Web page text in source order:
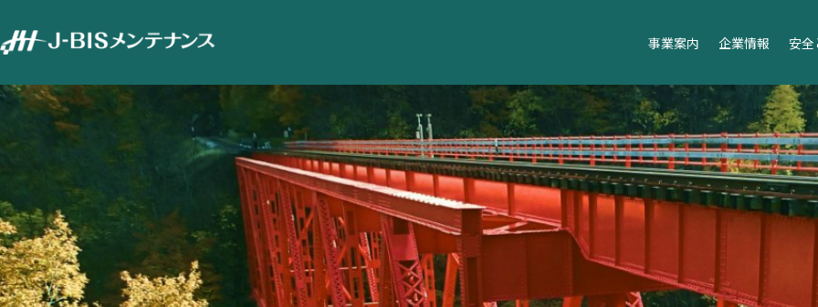
事業案内
事業案内 TOP
鉄道橋りょうメンテ
鋼構造物塗装事業
マンション修繕およ
企業情報
企業情報
会社概要
代表挨拶
安全